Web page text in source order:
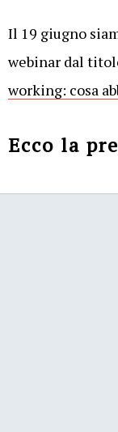
Il 19 giugno
webinar dal
working: cosa
Ecco la